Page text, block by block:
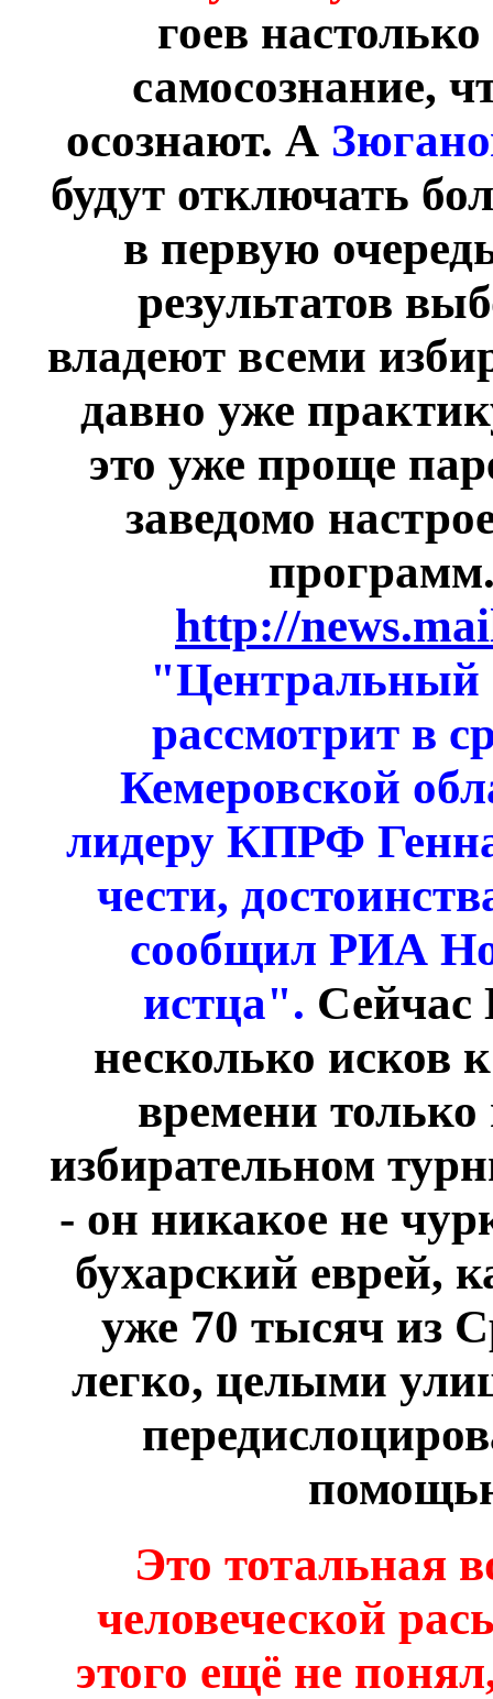
гоев настолько
самосознание,
осознают. А
будут отключать
в первую
результатов
владеют всеми
давно уже
это уже проще
заведомо
http://
"Центральный
рассмотрит в
Кемеровской
лидеру КПРФ
чести,
сообщил РИА
истца". Сейчас
несколько исков
времени только
избирательном
- он никакое не
бухарский еврей,
уже 70 тысяч из
легко, целыми
Это тотальная
человеческой
этого ещё не